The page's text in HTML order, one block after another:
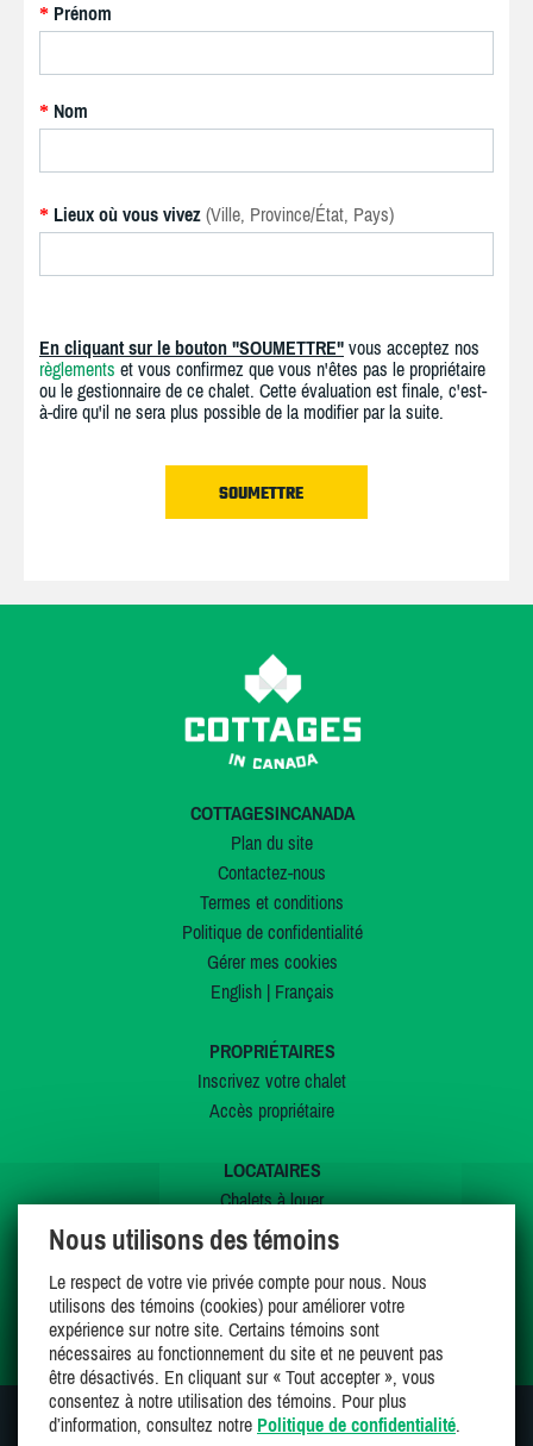
* Prénom
* Nom
* Lieux où vous vivez (Ville, Province/État, Pays)
En cliquant sur le bouton "SOUMETTRE" vous acceptez nos
règlements et vous confirmez que vous n'êtes pas le propriétaire
ou le gestionnaire de ce chalet. Cette évaluation est finale, c'est-
à-dire qu'il ne sera plus possible de la modifier par la suite.
COTTAGESINCANADA
Plan du site
Contactez-nous
Termes et conditions
Politique de confidentialité
Gérer mes cookies
English| Français
PROPRIÉTAIRES
Inscrivez votre chalet
Accès propriétaire
LOCATAIRES
Chalets à louer
Chalets à vendre
Offres spéciales
Mes favoris
SUIVEZ-NOUS SUR
Nous utilisons des témoins
Le respect de votre vie privée compte pour nous. Nous
utilisons des témoins (cookies) pour améliorer votre
expérience sur notre site. Certains témoins sont
nécessaires au fonctionnement du site et ne peuvent pas
être désactivés. En cliquant sur « Tout accepter », vous
consentez à notre utilisation des témoins. Pour plus
d’information, consultez notre Politique de confidentialité.